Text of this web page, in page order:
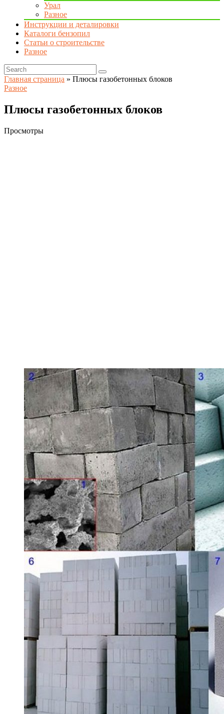
Урал
Разное
Инструкции и деталировки
Каталоги бензопил
Статьи о строительстве
Разное
Главная страница » Плюсы газобетонных блоков
Разное
Плюсы газобетонных блоков
Просмотры